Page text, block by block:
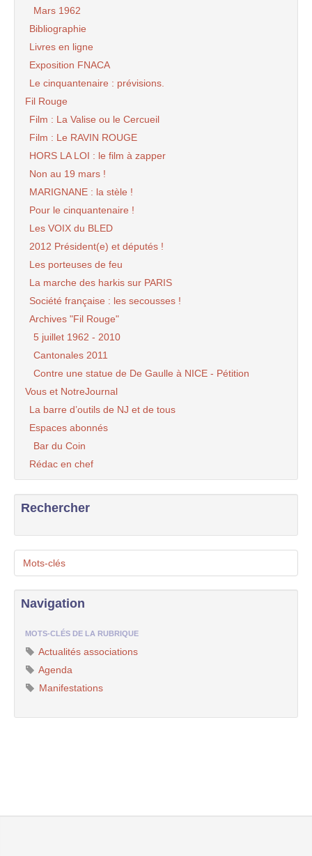
Mars 1962
Bibliographie
Livres en ligne
Exposition FNACA
Le cinquantenaire : prévisions.
Fil Rouge
Film : La Valise ou le Cercueil
Film : Le RAVIN ROUGE
HORS LA LOI : le film à zapper
Non au 19 mars !
MARIGNANE : la stèle !
Pour le cinquantenaire !
Les VOIX du BLED
2012 Président(e) et députés !
Les porteuses de feu
La marche des harkis sur PARIS
Société française : les secousses !
Archives "Fil Rouge"
5 juillet 1962 - 2010
Cantonales 2011
Contre une statue de De Gaulle à NICE - Pétition
Vous et NotreJournal
La barre d’outils de NJ et de tous
Espaces abonnés
Bar du Coin
Rédac en chef
Rechercher
Mots-clés
Navigation
MOTS-CLÉS DE LA RUBRIQUE
Actualités associations
Agenda
Manifestations